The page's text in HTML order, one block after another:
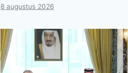
8 augustus 2026